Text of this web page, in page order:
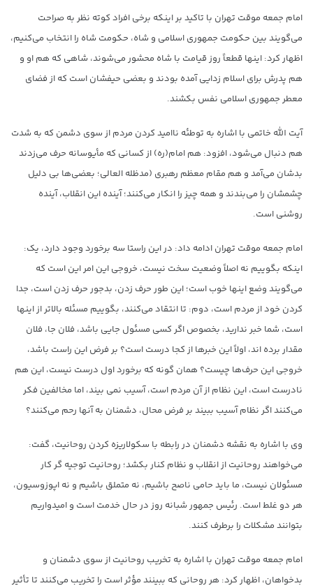
امام جمعه موقت تهران با تاکید بر اینکه برخی افراد کوته نظر به صراحت
می‌گویند بین حکومت جمهوری اسلامی و شاه، حکومت شاه را انتخاب می‌کنیم،
اظهار کرد: اینها قطعاً روز قیامت با شاه محشور می‌شوند، شاهی که هم او و
هم پدرش برای اسلام زدایی آمده بودند و بعضی حیفشان است که از فضای
معطر جمهوری اسلامی نفس بکشند.
آیت الله خاتمی با اشاره به توطئه ناامید کردن مردم از سوی دشمن که به شدت
هم دنبال می‌شود، افزود: هم امام(ره) از کسانی که مأیوسانه حرف می‌زدند
بدشان می‌آمد و هم مقام معظم رهبری (مدظله العالی؛ بعضی‌ها بی دلیل
چشمشان را می‌بندند و همه چیز را انکار می‌کنند؛ آینده این انقلاب، آینده
روشنی است.
امام جمعه موقت تهران ادامه داد: در این راستا سه برخورد وجود دارد، یک:
اینکه بگوییم نه اصلاً وضعیت سخت نیست، خروجی این امر این است که
می‌گویند وضع اینها خوب است؛ این طور حرف زدن، بدجور حرف زدن است، جدا
کردن خود از مردم است، دوم: تا انتقاد می‌کنند، بگوییم مسئله بالاتر از اینها
است، شما خبر ندارید، بخصوص اگر کسی مسئول جایی باشد، فلان جا، فلان
مقدار برده اند، اولاً این خبرها از کجا درست است؟ بر فرض این راست باشد،
خروجی این حرف‌ها چیست؟ همان گونه که برخورد اول درست نیست، این هم
نادرست است، این نظام از آن مردم است، آسیب نمی بیند، اما مخالفین فکر
می‌کنند اگر نظام آسیب ببیند بر فرض محال، دشمنان به آنها رحم می‌کنند؟
وی با اشاره به نقشه دشمنان در رابطه با سکولاریزه کردن روحانیت، گفت:
می‌خواهند روحانیت از انقلاب و نظام کنار بکشد؛ روحانیت توجیه گر کار
مسئولان نیست، ما باید حامی ناصح باشیم، نه متملق باشیم و نه اپوزوسیون،
هر دو غلط است. رئیس جمهور شبانه روز در حال خدمت است و امیدواریم
بتوانند مشکلات را برطرف کنند.
امام جمعه موقت تهران با اشاره به تخریب روحانیت از سوی دشمنان و
بدخواهان، اظهار کرد: هر روحانی که ببینند مؤثر است را تخریب می‌کنند تا تأثیر